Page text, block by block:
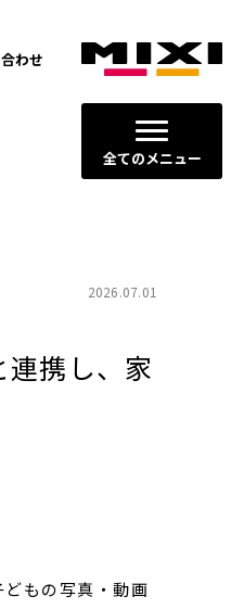
全てのメニュー
わせ
2026.07.01
連携し、家
もの写真・動画